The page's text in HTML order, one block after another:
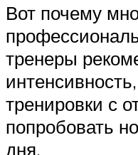
Вот почему
тренеры
тренировки с
попробовать
дня.